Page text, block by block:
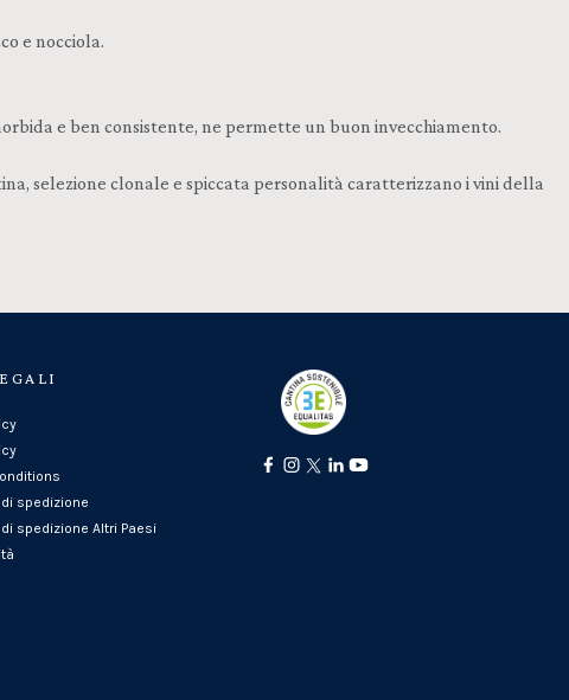
e nocciola.
e ben consistente, ne permette un buon invecchiamento.
selezione clonale e spiccata personalità caratterizzano i vini della
spedizione
spedizione Altri Paesi